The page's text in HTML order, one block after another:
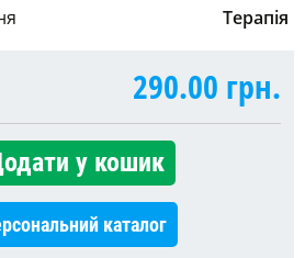
Терапія
290.00 грн.
у кошик
каталог